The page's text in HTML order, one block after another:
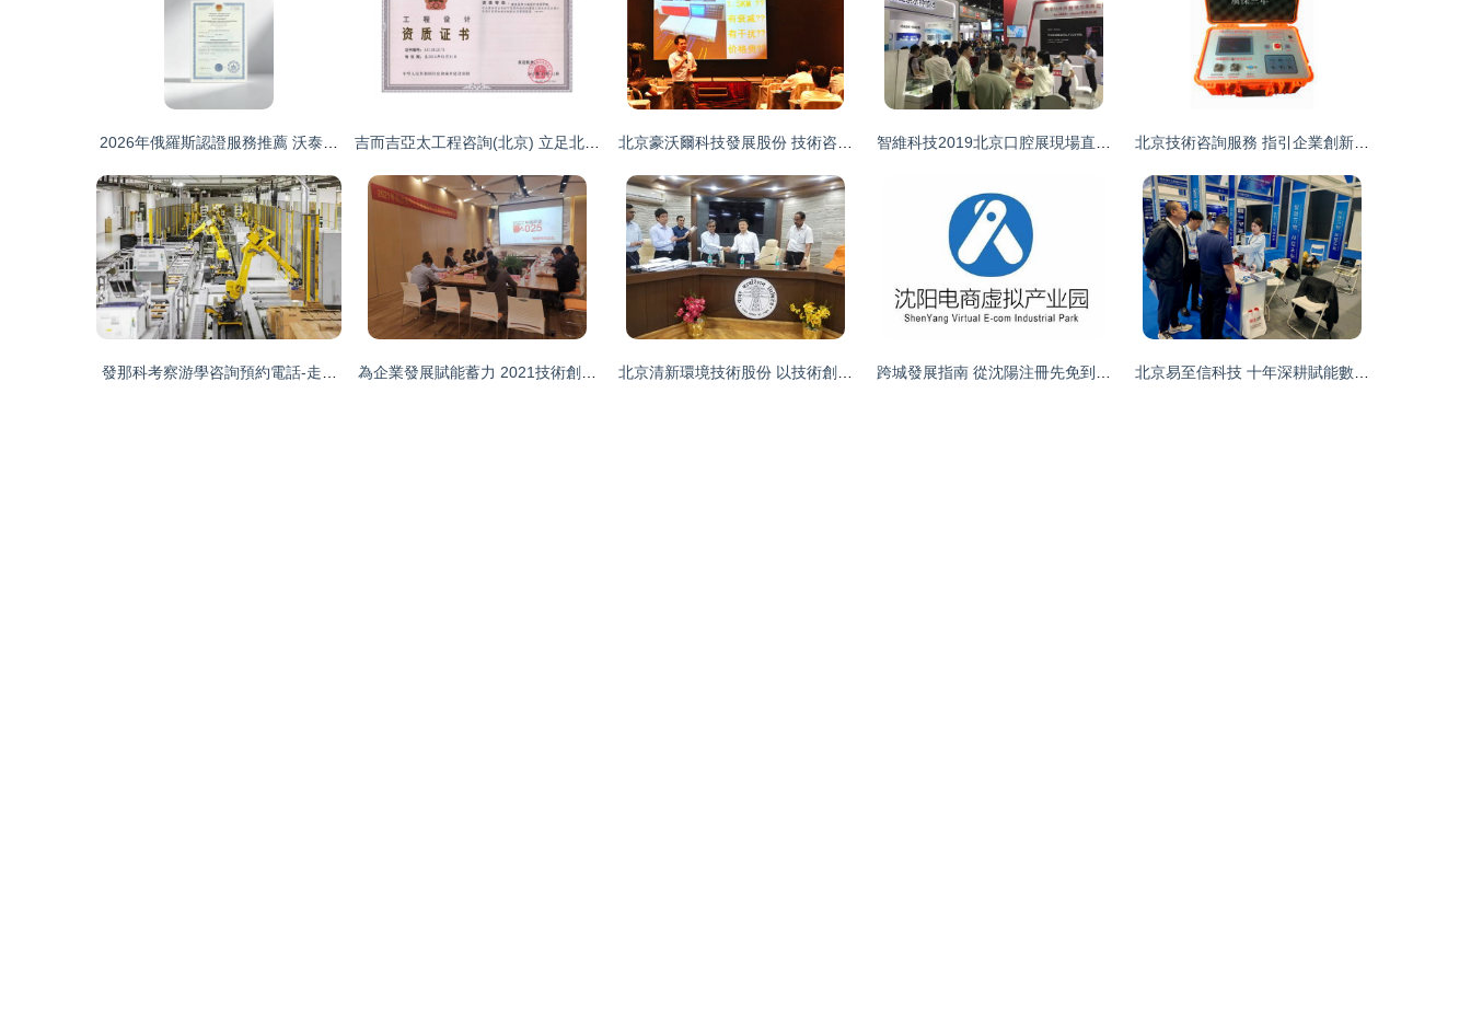
2026年俄羅斯認證服務推薦 沃泰認證為天津高鐵、北京肥料等多行業提供技術支持
吉而吉亞太工程咨詢(北京) 立足北京的技術咨詢先行者北京豪沃爾科技發展股份 技術咨詢服務的卓越實踐智維科技2019北京口腔展現場直擊 前沿技術引爆全城關注北京技術咨詢服務 指引企業創新發展的智慧引擎
發那科考察游學咨詢預約電話-走進北京發那科智能工廠參訪學習|企業參觀推薦馬博老師
為企業發展賦能蓄力 2021技術創新之精益革新私享會在京成功舉行北京清新環境技術股份 以技術創新引領首都環保咨詢新風尚跨城發展指南 從沈陽注冊先免到北京技術咨詢落地全流程解讀
北京易至信科技 十年深耕賦能數字化未來